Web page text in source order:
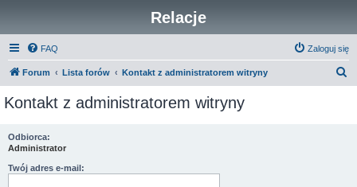
Relacje
FAQ Zaloguj się
Forum Lista forów Kontakt z administratorem witryny
Kontakt z administratorem witryny
Odbiorca:
Administrator
Twój adres e-mail: